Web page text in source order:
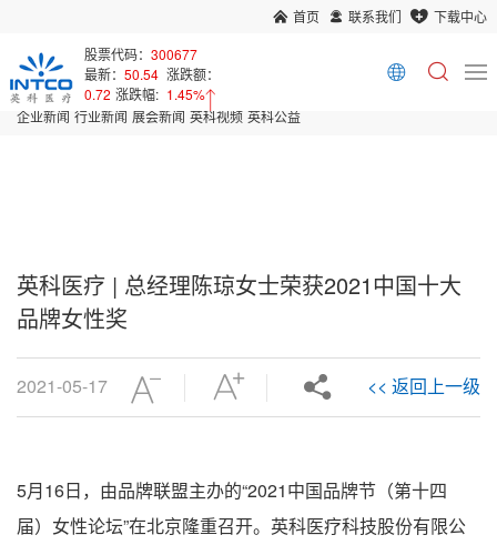
首页 联系我们
下载中心
股票代码：300677
最新：50.54 涨跌额：
0.72 涨跌幅: 1.45%
企业新闻
企业新闻 行业新闻 展会新闻 英科视频 英科公益
英科医疗 | 总经理陈琼女士荣获2021中国十大
品牌女性奖
2021-05-17 << 返回上一级
5月16日，由品牌联盟主办的“2021中国品牌节（第十四
届）女性论坛”在北京隆重召开。英科医疗科技股份有限公